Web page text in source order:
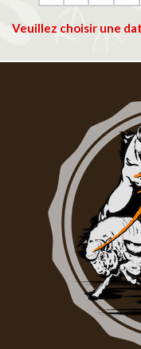
Veuillez choisir une